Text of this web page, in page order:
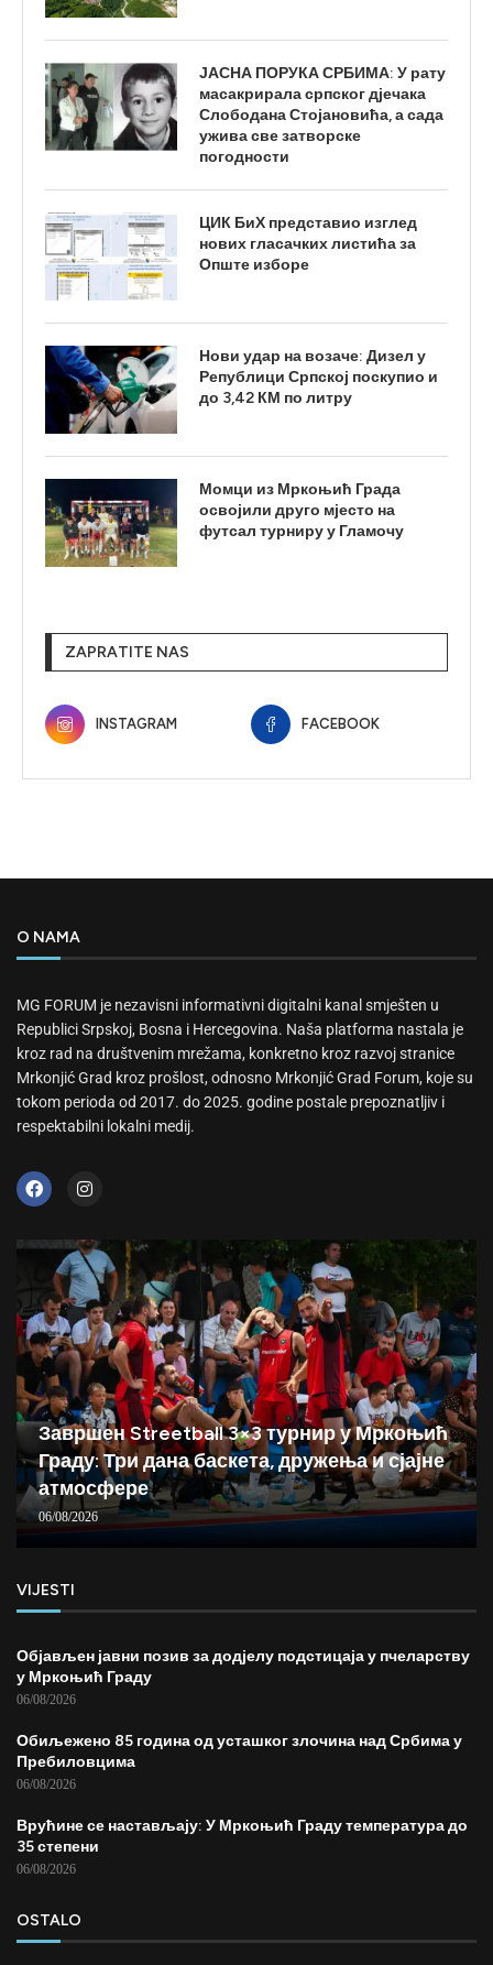
ЈАСНА ПОРУКА СРБИМА: У рату
масакрирала српског дјечака
Слободана Стојановића, а сада
ужива све затворске
погодности
ЦИК БиХ представио изглед
нових гласачких листића за
Опште изборе
Нови удар на возаче: Дизел у
Републици Српској поскупио и
до 3,42 КМ по литру
Момци из Мркоњић Града
освојили друго мјесто на
футсал турниру у Гламочу
ZAPRATITE NAS
INSTAGRAM FACEBOOK
O NAMA
MG FORUM je nezavisni informativni digitalni kanal smješten u
Republici Srpskoj, Bosna i Hercegovina. Naša platforma nastala je
kroz rad na društvenim mrežama, konkretno kroz razvoj stranice
Mrkonjić Grad kroz prošlost, odnosno Mrkonjić Grad Forum, koje su
tokom perioda od 2017. do 2025. godine postale prepoznatljiv i
respektabilni lokalni medij.
Завршен Streetball 3×3 турнир у Мркоњић
Граду: Три дана баскета, дружења и сјајне
атмосфере
06/08/2026
VIJESTI
Објављен јавни позив за додјелу подстицаја у пчеларству
у Мркоњић Граду
06/08/2026
Обиљежено 85 година од усташког злочина над Србима у
Пребиловцима
06/08/2026
Врућине се настављају: У Мркоњић Граду температура до
35 степени
06/08/2026
OSTALO